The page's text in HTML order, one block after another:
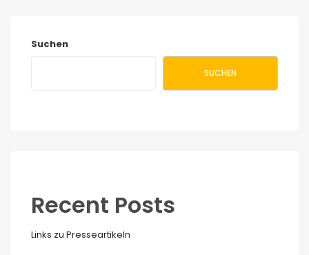
Suchen
SUCHEN
Recent Posts
Links zu Presseartikeln